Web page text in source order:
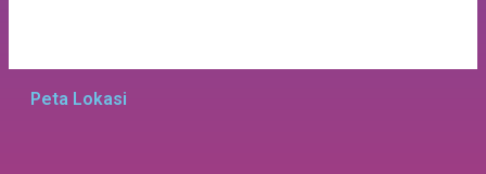
Peta Lokasi